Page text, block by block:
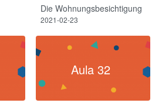
Die Wohnungsbesichtigung
2021-02-23
Aula 32